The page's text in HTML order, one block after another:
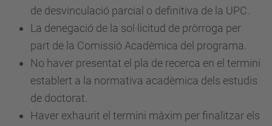
de desvinculació parcial o definitiva de la UPC.
La denegació de la sol·licitud de pròrroga per
part de la Comissió Acadèmica del programa.
No haver presentat el pla de recerca en el termini
establert a la normativa acadèmica dels estudis
de doctorat.
Haver exhaurit el termini màxim per finalitzar els